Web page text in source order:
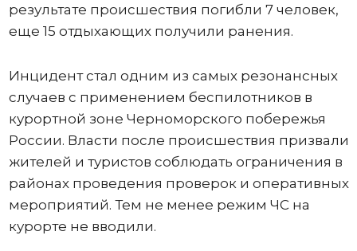
результате происшествия погибли 7 человек,
еще 15 отдыхающих получили ранения.
Инцидент стал одним из самых резонансных
случаев с применением беспилотников в
курортной зоне Черноморского побережья
России. Власти после происшествия призвали
жителей и туристов соблюдать ограничения в
районах проведения проверок и оперативных
мероприятий. Тем не менее режим ЧС на
курорте не вводили.